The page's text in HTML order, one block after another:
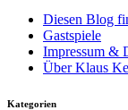
Diesen Blog
Gastspiele
Impressum &
Über Klaus
Kategorien